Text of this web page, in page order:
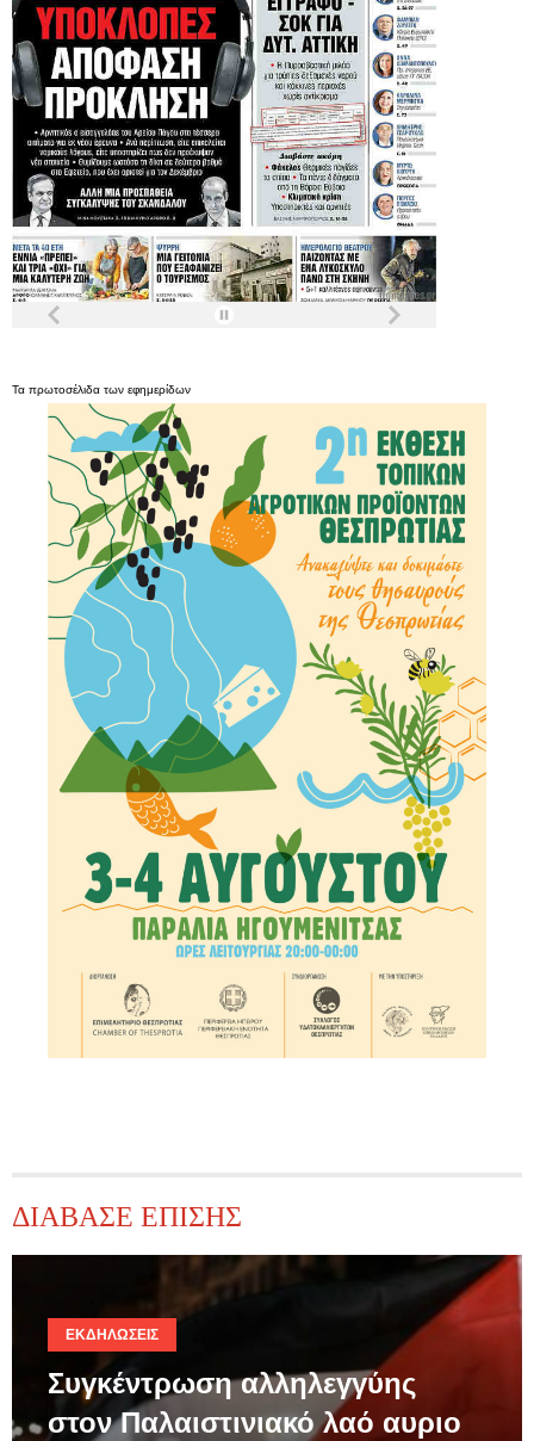
Τα πρωτοσέλιδα των εφημερίδων
ΔΙΑΒΑΣΕ ΕΠΙΣΗΣ
ΕΚΔΗΛΏΣΕΙΣ
Συγκέντρωση αλληλεγγύης
στον Παλαιστινιακό λαό αυριο